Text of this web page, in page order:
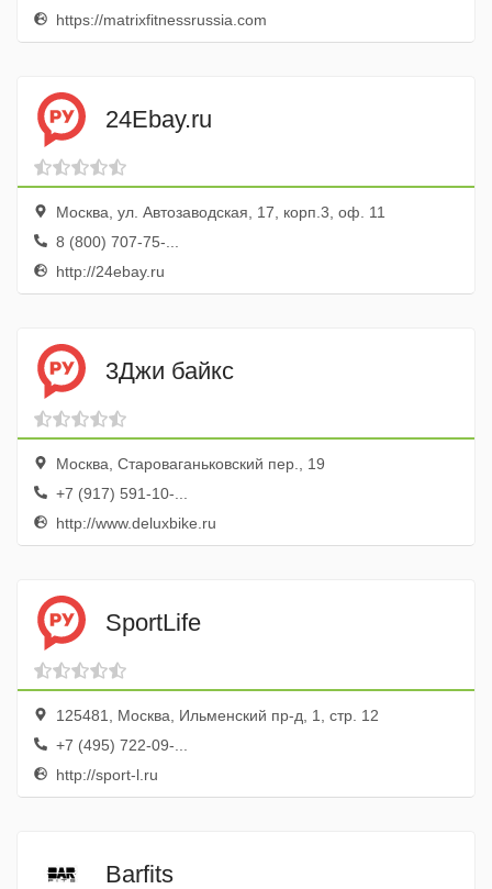
https://matrixfitnessrussia.com
24Ebay.ru
Москва, ул. Автозаводская, 17, корп.3, оф. 11
8 (800) 707-75-...
http://24ebay.ru
3Джи байкс
Москва, Староваганьковский пер., 19
+7 (917) 591-10-...
http://www.deluxbike.ru
SportLife
125481, Москва, Ильменский пр-д, 1, стр. 12
+7 (495) 722-09-...
http://sport-l.ru
Barfits